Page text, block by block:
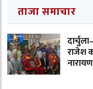
ताजा समाचार
राजेश